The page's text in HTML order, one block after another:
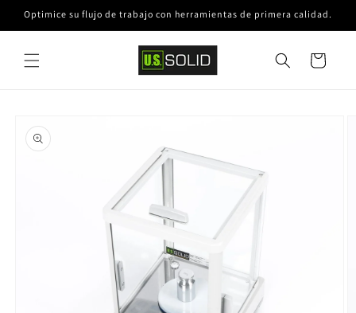
directamente
al contenido
Optimice su flujo de trabajo con herramientas de primera calidad.
Carrito
a la
información